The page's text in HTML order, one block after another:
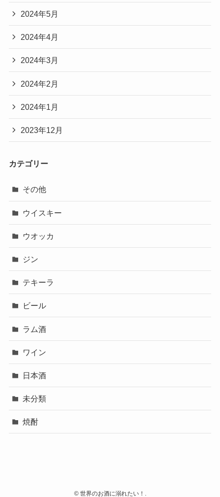
2024年5月
2024年4月
2024年3月
2024年2月
2024年1月
2023年12月
カテゴリー
その他
ウイスキー
ウオッカ
ジン
テキーラ
ビール
ラム酒
ワイン
日本酒
未分類
焼酎
©世界のお酒に溺れたい！.